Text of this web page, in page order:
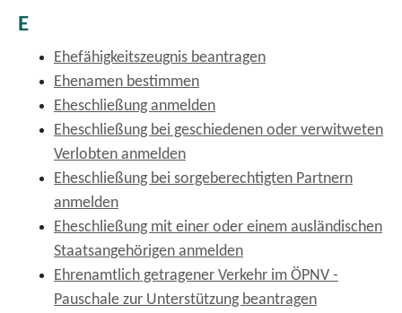
E
Ehefähigkeitszeugnis beantragen
Ehenamen bestimmen
Eheschließung anmelden
Eheschließung bei geschiedenen oder verwitweten
Verlobten anmelden
Eheschließung bei sorgeberechtigten Partnern
anmelden
Eheschließung mit einer oder einem ausländischen
Staatsangehörigen anmelden
Ehrenamtlich getragener Verkehr im ÖPNV -
Pauschale zur Unterstützung beantragen